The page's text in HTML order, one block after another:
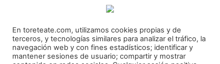
Toreteate Ⓒ 2023. Todos los derechos reservados
Diseñado porWelow Marketing
En toreteate.com, utilizamos cookies propias y de
terceros, y tecnologías similares para analizar el tráfico, la
navegación web y con fines estadísticos; identificar y
mantener sesiones de usuario; compartir y mostrar